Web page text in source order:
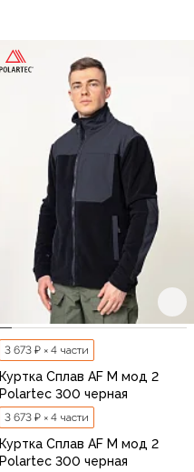
3 673 ₽ × 4 части
Куртка Сплав AF M мод 2
Polartec 300 черная
3 673 ₽ × 4 части
Куртка Сплав AF M мод 2
Polartec 300 черная